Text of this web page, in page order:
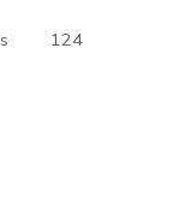
124